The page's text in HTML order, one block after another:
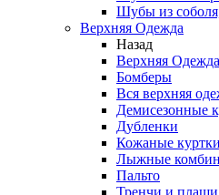
Шубы из
Верхняя Одежда
Назад
Верхняя Одежда
Бомберы
Вся верхняя
Демисезонные
Дубленки
Кожаные
Лыжные
Пальто